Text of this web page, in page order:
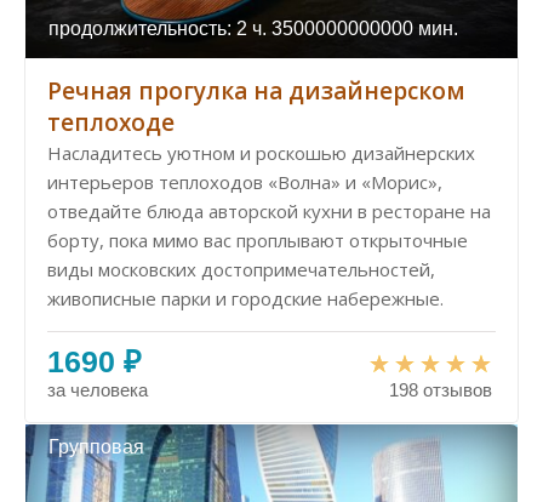
продолжительность: 2 ч. 3500000000000 мин.
Речная прогулка на дизайнерском
теплоходе
Насладитесь уютном и роскошью дизайнерских
интерьеров теплоходов «Волна» и «Морис»,
отведайте блюда авторской кухни в ресторане на
борту, пока мимо вас проплывают открыточные
виды московских достопримечательностей,
живописные парки и городские набережные.
1690 ₽
за человека 198 отзывов
Групповая